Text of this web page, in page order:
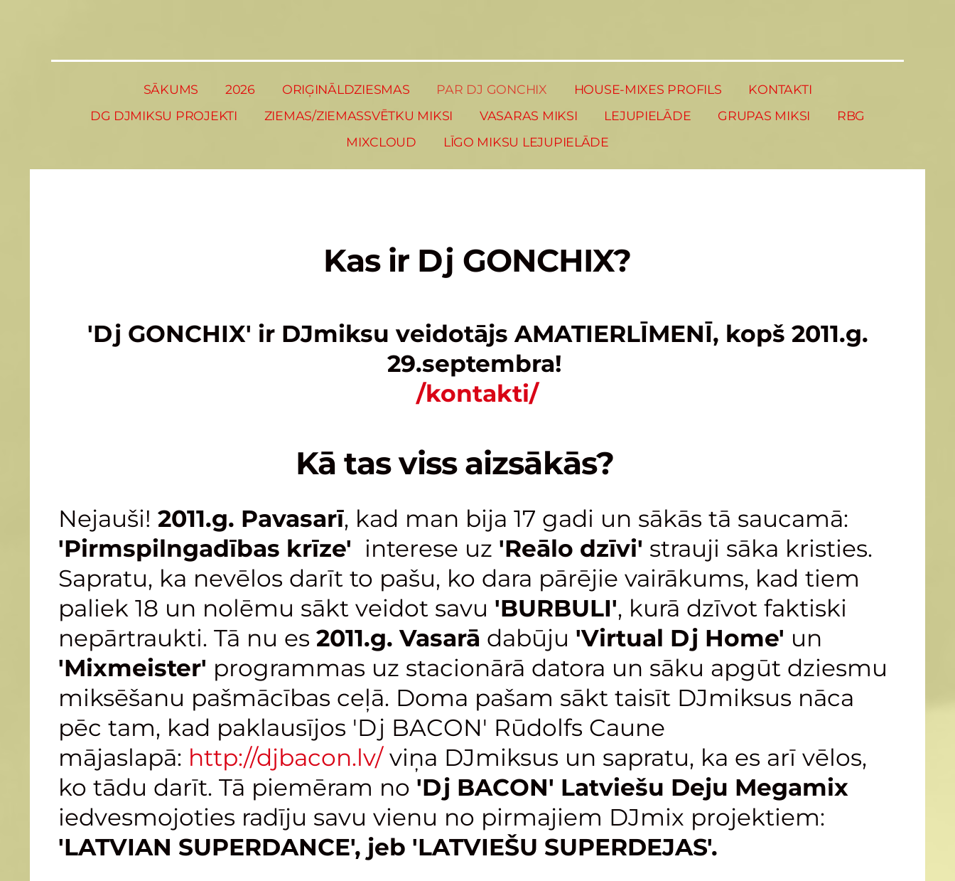
SĀKUMS 2026 ORIĢINĀLDZIESMAS PAR DJ GONCHIX HOUSE-MIXES PROFILS
KONTAKTI
DG DJMIKSU PROJEKTI
ZIEMAS/ZIEMASSVĒTKU MIKSI VASARAS MIKSI LEJUPIELĀDE GRUPAS MIKSI
RBG
MIXCLOUD
LĪGO MIKSU LEJUPIELĀDE
Kas ir Dj GONCHIX?
'Dj GONCHIX' ir DJmiksu veidotājs AMATIERLĪMENĪ, kopš 2011.g.
29.septembra!
/kontakti/
Kā tas viss aizsākās?
Nejauši! 2011.g. Pavasarī, kad man bija 17 gadi un sākās tā saucamā:
'Pirmspilngadības krīze' interese uz 'Reālo dzīvi' strauji sāka kristies.
Sapratu, ka nevēlos darīt to pašu, ko dara pārējie vairākums, kad tiem
paliek 18 un nolēmu sākt veidot savu 'BURBULI', kurā dzīvot faktiski
nepārtraukti. Tā nu es 2011.g. Vasarā dabūju 'Virtual Dj Home' un
'Mixmeister' programmas uz stacionārā datora un sāku apgūt dziesmu
miksēšanu pašmācības ceļā. Doma pašam sākt taisīt DJmiksus nāca
pēc tam, kad paklausījos 'Dj BACON' Rūdolfs Caune
mājaslapā: http://djbacon.lv/viņa DJmiksus un sapratu, ka es arī vēlos,
ko tādu darīt. Tā piemēram no 'Dj BACON' Latviešu Deju Megamix
iedvesmojoties radīju savu vienu no pirmajiem DJmix projektiem:
'LATVIAN SUPERDANCE', jeb 'LATVIEŠU SUPERDEJAS'.